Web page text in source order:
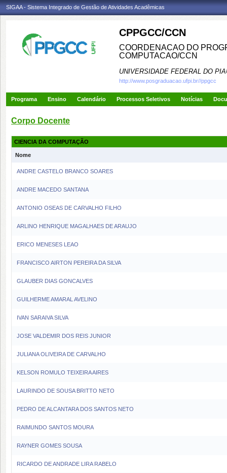
SIGAA - Sistema Integrado de Gestão de Atividades Acadêmicas
CPPGCC/CCN
COORDENACAO DO
COMPUTACAO/CCN
UNIVERSIDADE FEDERAL DO
http://www.posgraduacao.ufpi.br//ppgcc
Programa Ensino Calendário Processos Seletivos Notícias
Corpo Docente
CIENCIA DA COMPUTAÇÃO
Nome
ANDRE CASTELO BRANCO SOARES
ANDRE MACEDO SANTANA
ANTONIO OSEAS DE CARVALHO FILHO
ARLINO HENRIQUE MAGALHAES DE ARAUJO
ERICO MENESES LEAO
FRANCISCO AIRTON PEREIRA DA SILVA
GLAUBER DIAS GONCALVES
GUILHERME AMARAL AVELINO
IVAN SARAIVA SILVA
JOSE VALDEMIR DOS REIS JUNIOR
JULIANA OLIVEIRA DE CARVALHO
KELSON ROMULO TEIXEIRA AIRES
LAURINDO DE SOUSA BRITTO NETO
PEDRO DE ALCANTARA DOS SANTOS NETO
RAIMUNDO SANTOS MOURA
RAYNER GOMES SOUSA
RICARDO DE ANDRADE LIRA RABELO